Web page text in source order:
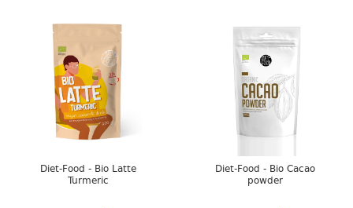
Diet-Food - Bio Latte
Turmeric
Diet-Food - Bio Cacao
powder